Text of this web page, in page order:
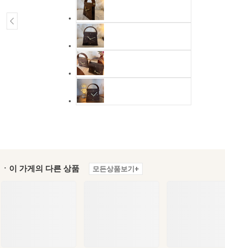
ㆍ이 가게의 다른 상품 모든상품보기+